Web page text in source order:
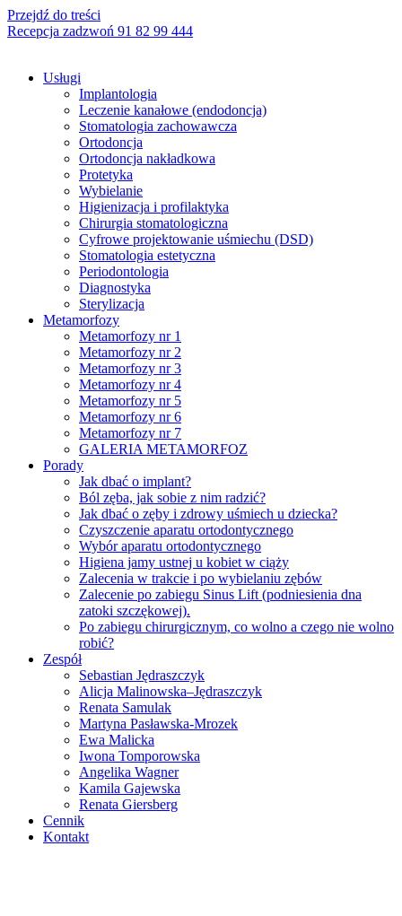
Przejdź do treści
Recepcja zadzwoń 91 82 99 444
Usługi
Implantologia
Leczenie kanałowe (endodoncja)
Stomatologia zachowawcza
Ortodoncja
Ortodoncja nakładkowa
Protetyka
Wybielanie
Higienizacja i profilaktyka
Chirurgia stomatologiczna
Cyfrowe projektowanie uśmiechu (DSD)
Stomatologia estetyczna
Periodontologia
Diagnostyka
Sterylizacja
Metamorfozy
Metamorfozy nr 1
Metamorfozy nr 2
Metamorfozy nr 3
Metamorfozy nr 4
Metamorfozy nr 5
Metamorfozy nr 6
Metamorfozy nr 7
GALERIA METAMORFOZ
Porady
Jak dbać o implant?
Ból zęba, jak sobie z nim radzić?
Jak dbać o zęby i zdrowy uśmiech u dziecka?
Czyszczenie aparatu ortodontycznego
Wybór aparatu ortodontycznego
Higiena jamy ustnej u kobiet w ciąży
Zalecenia w trakcie i po wybielaniu zębów
Zalecenie po zabiegu Sinus Lift (podniesienia dna
zatoki szczękowej).
Po zabiegu chirurgicznym, co wolno a czego nie wolno
robić?
Zespół
Sebastian Jędraszczyk
Alicja Malinowska–Jędraszczyk
Renata Samulak
Martyna Pasławska-Mrozek
Ewa Malicka
Iwona Tomporowska
Angelika Wagner
Kamila Gajewska
Renata Giersberg
Cennik
Kontakt